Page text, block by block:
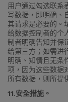
用户通过勾选联系
写数据，即明确、
其请求是必要的。
给数据控制者的个
制者明确告知并保
给第三方；如需进
明确、知情且无条
项，因为这些数据
所有数据，则所提
11.安全措施。